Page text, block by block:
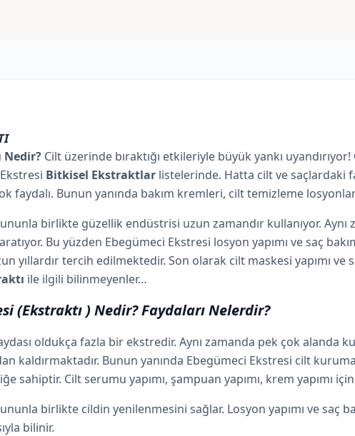
Nedir? Cilt üzerinde bıraktığı etkileriyle büyük yankı
Bitkisel Ekstraktlar listelerinde. Hatta cilt ve saçlardaki
faydalı. Bunun yanında bakım kremleri, cilt temizleme
birlikte güzellik endüstrisi uzun zamandır kullanıyor. Aynı
Bu yüzden Ebegümeci Ekstresi losyon yapımı ve saç
yıllardır tercih edilmektedir. Son olarak cilt maskesi yapımı ve
ile ilgili bilinmeyenler…
(Ekstraktı ) Nedir? Faydaları Nelerdir?
oldukça fazla bir ekstredir. Aynı zamanda pek çok alanda
kaldırmaktadır. Bunun yanında Ebegümeci Ekstresi cilt
sahiptir. Cilt serumu yapımı, şampuan yapımı, krem yapımı için
birlikte cildin yenilenmesini sağlar. Losyon yapımı ve saç
bilinir.